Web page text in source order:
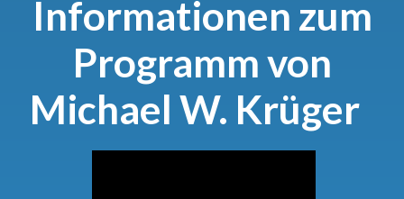
Informationen zum
Programm von
Michael W. Krüger